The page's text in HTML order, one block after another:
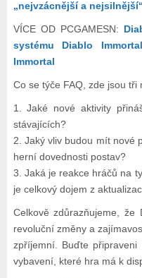
„nejvzácnější a
VÍCE OD PCGAMESN:
systému Diablo Immortal
Immortal
Co se týče FAQ, zde jsou tři
1. Jaké nové aktivity
stávajících?
2. Jaký vliv budou mít nové
herní dovednosti postav?
3. Jaká je reakce hráčů na
je celkový dojem z
Celkově zdůrazňujeme,
revoluční změny a
zpříjemní. Buďte
vybavení, které hra má k